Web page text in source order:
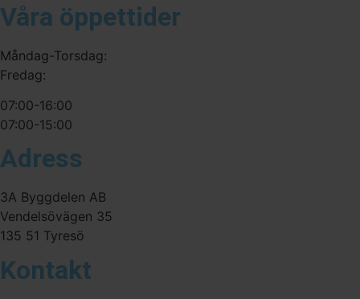
Våra öppettider
Måndag-Torsdag:
Fredag:
07:00-16:00
07:00-15:00
Adress
3A Byggdelen AB
Vendelsövägen 35
135 51 Tyresö
Kontakt